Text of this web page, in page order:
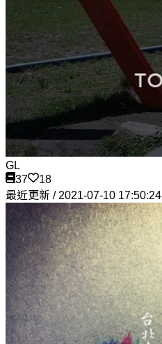
GL
37
18
最近更新 / 2021-07-10 17:50:24